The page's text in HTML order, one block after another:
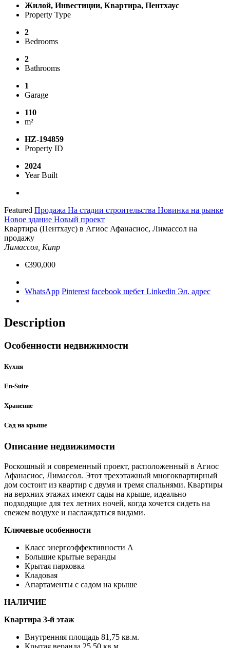
Жилой, Инвестиции, Квартира, Пентхаус
Property Type
2
Bedrooms
2
Bathrooms
1
Garage
110
m²
HZ-194859
Property ID
2024
Year Built
Featured Продажа На стадии строительства Новинка на рынке
Новое здание Новый проект
Квартира (Пентхаус) в Агиос Афанасиос, Лимассол на
продажу
Лимассол, Кипр
€390,000
WhatsApp Pinterest facebook щебет Linkedin Эл. адрес
Description
Особенности недвижимости
Кухня
En-Suite
Хранение
Сад на крыше
Описание недвижимости
Роскошный и современный проект, расположенный в Агиос
Афанасиос, Лимассол. Этот трехэтажный многоквартирный
дом состоит из квартир с двумя и тремя спальнями. Квартиры
на верхних этажах имеют сады на крыше, идеально
подходящие для тех летних ночей, когда хочется сидеть на
свежем воздухе и наслаждаться видами.
Ключевые особенности
Класс энергоэффективности А
Большие крытые веранды
Крытая парковка
Кладовая
Апартаменты с садом на крыше
НАЛИЧИЕ
Квартира 3-й этаж
Внутренняя площадь 81,75 кв.м.